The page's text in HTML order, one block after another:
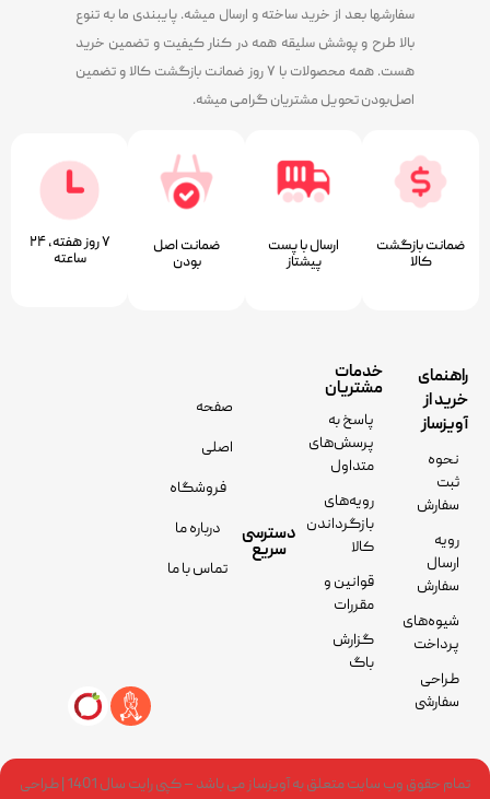
سفارشها بعد از خرید ساخته و ارسال میشه. پایبندی ما به تنوع
بالا طرح و پوشش سلیقه همه در کنار کیفیت و تضمین خرید
هست. همه محصولات با ۷ روز ضمانت بازگشت کالا و تضمین
اصل‌بودن تحویل مشتریان گرامی میشه.
ضمانت بازگشت
کالا
ارسال با پست
پیشتاز
ﺿﻤﺎﻧﺖ اﺻﻞ
ﺑﻮدن
۷ روز ﻫﻔﺘﻪ، ۲۴
ﺳﺎﻋﺘﻪ
راهنمای
خرید از
آویزساز
نحوه
ثبت
سفارش
رویه
ارسال
سفارش
شیوه‌های
پرداخت
طراحی
سفارشی
خدمات
مشتریان
پاسخ به
پرسش‌های
متداول
رویه‌های
بازگرداندن
کالا
قوانین و
مقررات
گزارش
باگ
دسترسی
سریع
صفحه
اصلی
فروشگاه
درباره ما
تماس با ما
تمام حقوق وب سایت متعلق به آویزساز می باشد – کپی رایت سال 1401 | طراحی